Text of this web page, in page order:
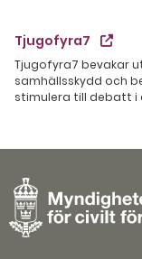
Tjugofyra7
Tjugofyra7 bevakar
samhällsskydd och
stimulera till debatt i